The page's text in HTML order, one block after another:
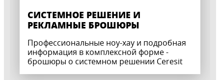
СИСТЕМНОЕ РЕШЕНИЕ И
РЕКЛАМНЫЕ БРОШЮРЫ
Профессиональные ноу-хау и подробная
информация в комплексной форме -
брошюры о системном решении Ceresit